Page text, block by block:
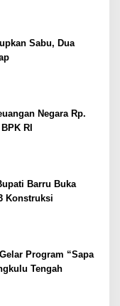
Sabu, Dua
Negara Rp.
RI
Barru Buka
Konstruksi
Program “Sapa
Tengah